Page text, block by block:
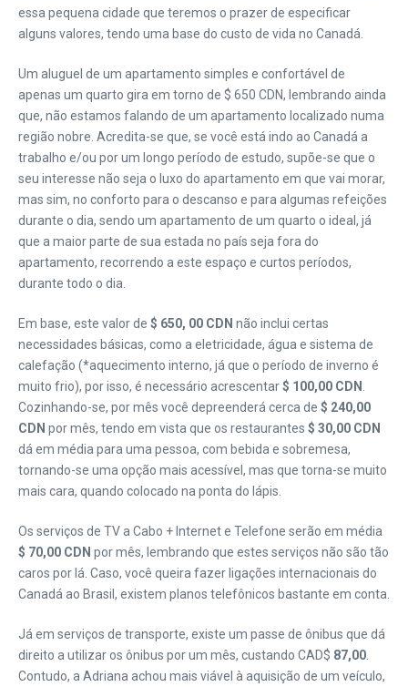
essa pequena cidade que teremos o prazer de especificar
alguns valores, tendo uma base do custo de vida no Canadá.
Um aluguel de um apartamento simples e confortável de
apenas um quarto gira em torno de $ 650 CDN, lembrando ainda
que, não estamos falando de um apartamento localizado numa
região nobre. Acredita-se que, se você está indo ao Canadá a
trabalho e/ou por um longo período de estudo, supõe-se que o
seu interesse não seja o luxo do apartamento em que vai morar,
mas sim, no conforto para o descanso e para algumas refeições
durante o dia, sendo um apartamento de um quarto o ideal, já
que a maior parte de sua estada no país seja fora do
apartamento, recorrendo a este espaço e curtos períodos,
durante todo o dia.
Em base, este valor de $ 650, 00 CDN não inclui certas
necessidades básicas, como a eletricidade, água e sistema de
calefação (*aquecimento interno, já que o período de inverno é
muito frio), por isso, é necessário acrescentar$ 100,00 CDN
Cozinhando-se, por mês você depreenderá cerca de $ 240,00
CDN por mês, tendo em vista que os restaurantes $ 30,00 CDN
dá em média para uma pessoa, com bebida e sobremesa,
tornando-se uma opção mais acessível, mas que torna-se muito
mais cara, quando colocado na ponta do lápis.
Os serviços de TV a Cabo + Internet e Telefone serão em média
$ 70,00 CDN por mês, lembrando que estes serviços não são tão
caros por lá. Caso, você queira fazer ligações internacionais do
Canadá ao Brasil, existem planos telefônicos bastante em conta.
Já em serviços de transporte, existe um passe de ônibus que dá
direito a utilizar os ônibus por um mês, custando CAD$ 87,00
Contudo, a Adriana achou mais viável à aquisição de um veículo,